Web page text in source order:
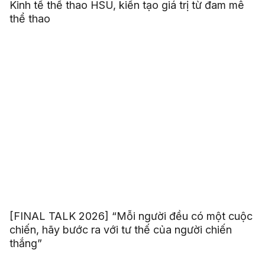
Kinh tế thể thao HSU, kiến tạo giá trị từ đam mê
thể thao
[FINAL TALK 2026] “Mỗi người đều có một cuộc
chiến, hãy bước ra với tư thế của người chiến
thắng”